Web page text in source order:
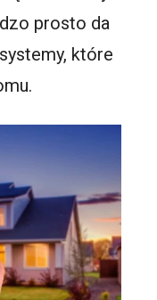
prosto da
które